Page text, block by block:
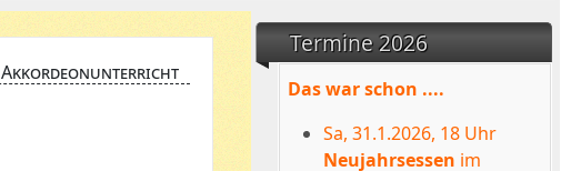
Termine 2026
Das war schon ....
Sa, 31.1.2026, 18 Uhr
Neujahrsessen im
Akkordeonunterricht